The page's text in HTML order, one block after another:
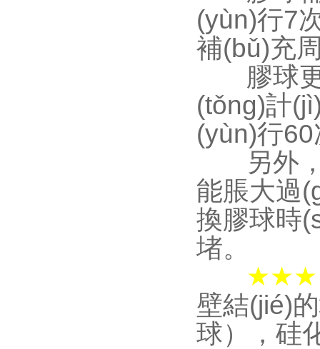
(yùn)行7
補(bǔ)充周期
膠球更
(tǒng)計
(yùn)行
另外
能脹大過
換膠球時
堵。
★★★
壁結(jié)
球）